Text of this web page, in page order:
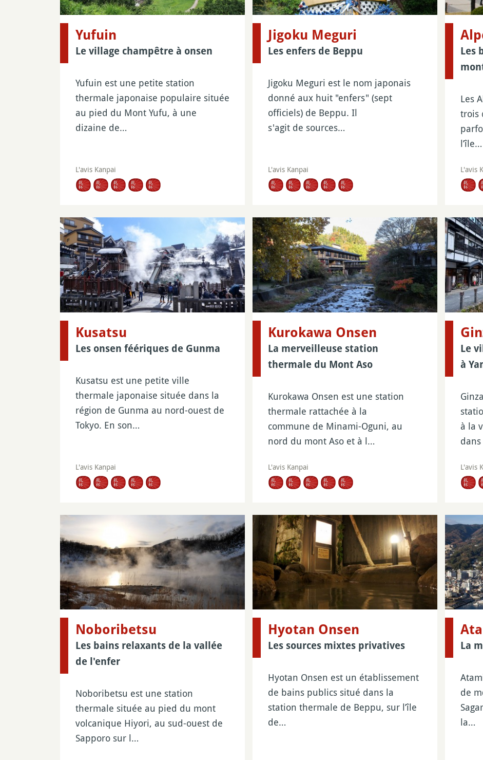
Yufuin
Le village champêtre à onsen
Yufuin est une petite station
thermale japonaise populaire située
au pied du Mont Yufu, à une
dizaine de…
L'avis Kanpai
Jigoku Meguri
Les enfers de Beppu
Jigoku Meguri est le nom japonais
donné aux huit "enfers" (sept
officiels) de Beppu. Il
s'agit de sources…
L'avis Kanpai
Les
Les
trois
l’île…
L'avis
Kusatsu
Les onsen féériques de Gunma
Kusatsu est une petite ville
thermale japonaise située dans la
région de Gunma au nord-ouest de
Tokyo. En son…
L'avis Kanpai
Kurokawa Onsen
La merveilleuse station
thermale du Mont Aso
Kurokawa Onsen est une station
thermale rattachée à la
commune de Minami-Oguni, au
nord du mont Aso et à l…
L'avis Kanpai
Le
à
à la
L'avis
Noboribetsu
Les bains relaxants de la vallée
de l'enfer
Noboribetsu est une station
thermale située au pied du mont
volcanique Hiyori, au sud-ouest de
Sapporo sur l…
Hyotan Onsen
Les sources mixtes privatives
Hyotan Onsen est un établissement
de bains publics situé dans la
station thermale de Beppu, sur l’île
de…
La
de
la…